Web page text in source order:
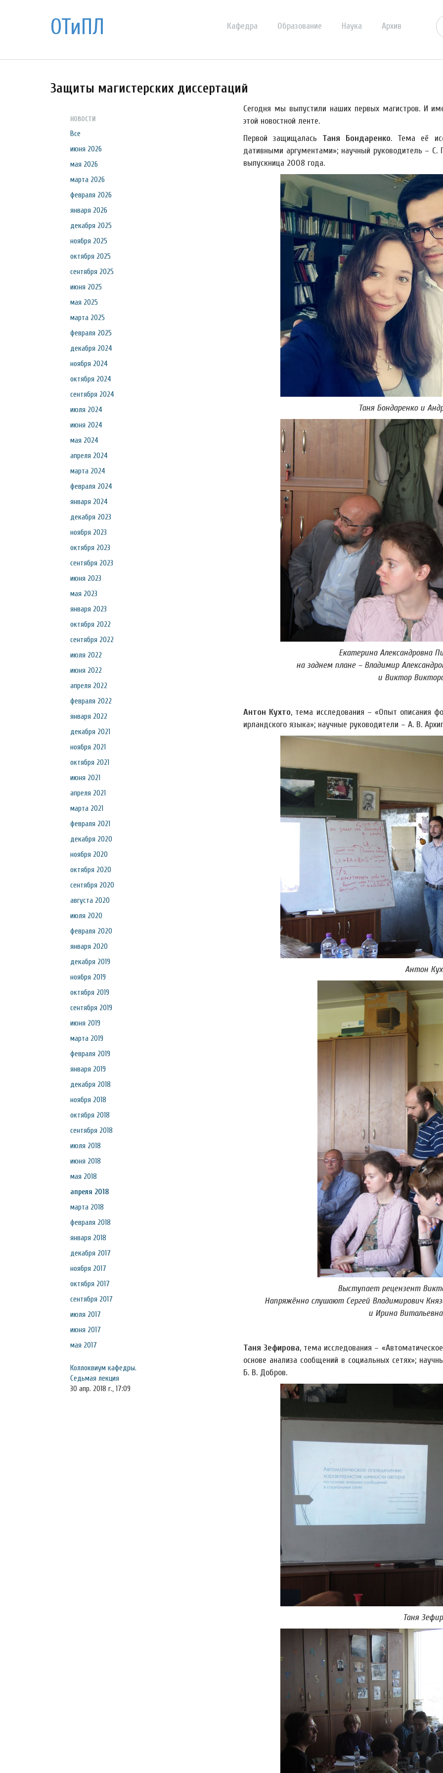
ОТиПЛ Кафедра Образование Наука Архив
Защиты магистерских диссертаций
НОВОСТИ
Все
июня 2026
мая 2026
марта 2026
февраля 2026
января 2026
декабря 2025
ноября 2025
октября 2025
сентября 2025
июня 2025
мая 2025
марта 2025
февраля 2025
декабря 2024
ноября 2024
октября 2024
сентября 2024
июля 2024
июня 2024
мая 2024
апреля 2024
марта 2024
февраля 2024
января 2024
декабря 2023
ноября 2023
октября 2023
сентября 2023
июня 2023
мая 2023
января 2023
октября 2022
сентября 2022
июля 2022
июня 2022
апреля 2022
февраля 2022
января 2022
декабря 2021
ноября 2021
октября 2021
июня 2021
апреля 2021
марта 2021
февраля 2021
декабря 2020
ноября 2020
октября 2020
сентября 2020
августа 2020
июля 2020
февраля 2020
января 2020
декабря 2019
ноября 2019
октября 2019
сентября 2019
июня 2019
марта 2019
февраля 2019
января 2019
декабря 2018
ноября 2018
октября 2018
сентября 2018
июля 2018
июня 2018
мая 2018
апреля 2018
марта 2018
февраля 2018
января 2018
декабря 2017
ноября 2017
октября 2017
сентября 2017
июля 2017
июня 2017
мая 2017
Коллоквиум кафедры.
Седьмая лекция
30 апр. 2018 г., 17:09
Сегодня мы выпустили наших первых магистров. И
этой новостной ленте.
Первой защищалась Таня Бондаренко. Тема её
дативными аргументами»; научный руководитель – С.
выпускница 2008 года.
Таня Бондаренко и
Екатерина Александровна
на заднем плане – Владимир
и Виктор
Антон Кухто, тема исследования – «Опыт описания
ирландского языка»; научные руководители – А. В.
Антон
Выступает рецензент
Напряжённо слушают Сергей Владимирович
и Ирина Витальевна
Таня Зефирова, тема исследования –
основе анализа сообщений в социальных сетях»;
Б. В. Добров.
Таня